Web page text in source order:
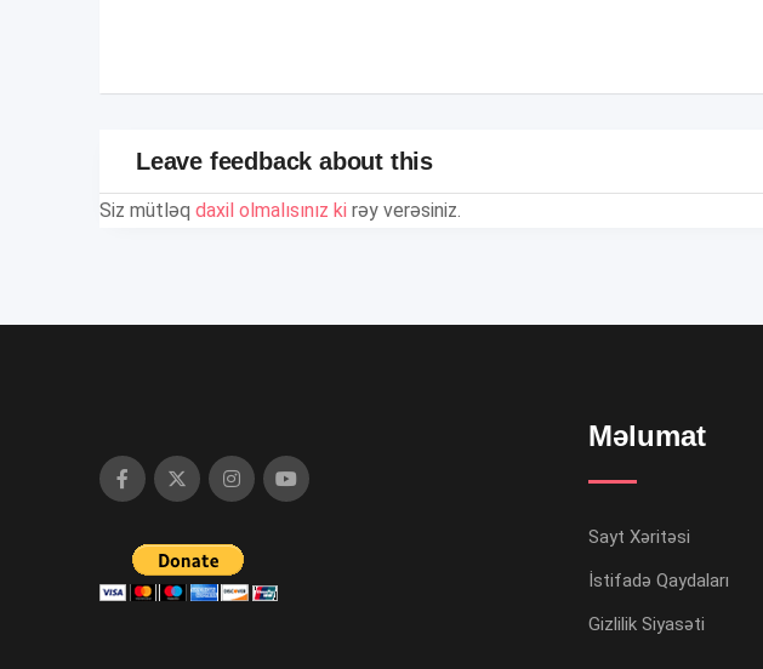
Leave feedback about this
Siz mütləq daxil olmalısınız ki rəy verəsiniz.
Məlumat
Sayt Xəritəsi
İstifadə Qaydaları
Gizlilik Siyasəti